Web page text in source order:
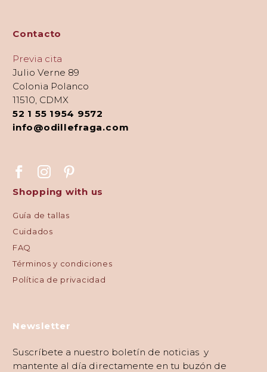
Contacto
Previa cita
Julio Verne 89
Colonia Polanco
11510, CDMX
52 1 55 1954 9572
info@odillefraga.com
Shopping with us
Guía de tallas
Cuidados
FAQ
Términos y condiciones
Política de privacidad
Newsletter
Suscríbete a nuestro boletín de noticias y
mantente al día directamente en tu buzón de